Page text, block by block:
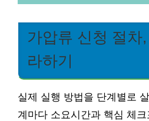
가압류 신청 절차
라하기
실제 실행 방법을 단계별로
계마다 소요시간과 핵심 체